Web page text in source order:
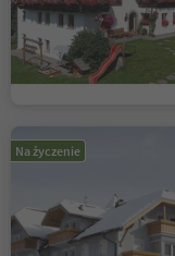
Na życzenie